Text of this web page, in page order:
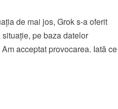
de mai jos, Grok s-a oferit
pe baza datelor
acceptat provocarea. Iată ce